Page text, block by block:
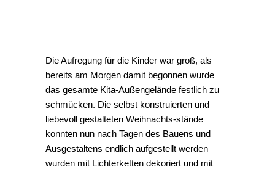
Die Aufregung für die Kinder war groß, als
bereits am Morgen damit begonnen wurde
das gesamte Kita-Außengelände festlich zu
schmücken. Die selbst konstruierten und
liebevoll gestalteten Weihnachts-stände
konnten nun nach Tagen des Bauens und
Ausgestaltens endlich aufgestellt werden –
wurden mit Lichterketten dekoriert und mit